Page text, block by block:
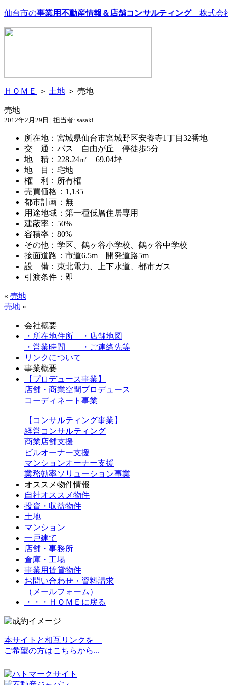
仙台市の事業用不動産情報＆店舗コンサルティング株式会
ＨＯＭＥ ＞ 土地 ＞ 売地
売地
2012年2月29日 | 担当者: sasaki
所在地：宮城県仙台市宮城野区安養寺1丁目32番地
交 通：バス 自由が丘 停徒歩5分
地 積：228.24㎡ 69.04坪
地 目：宅地
権 利：所有権
売買価格：1,135
都市計画：無
用途地域：第一種低層住居専用
建蔽率：50%
容積率：80%
その他：学区、鶴ヶ谷小学校、鶴ヶ谷中学校
接面道路：市道6.5m 開発道路5m
設 備：東北電力、上下水道、都市ガス
引渡条件：即
« 売地
売地 »
会社概要
・所在地住所 ・店舗地図
・営業時間 ・ご連絡先等
リンクについて
事業概要
【プロデュース事業】
店舗・商業空間プロデュース
コーディネート事業
【コンサルティング事業】
経営コンサルティング
商業店舗支援
ビルオーナー支援
マンションオーナー支援
業務効率ソリューション事業
オススメ物件情報
自社オススメ物件
投資・収益物件
土地
マンション
一戸建て
店舗・事務所
倉庫・工場
事業用賃貸物件
お問い合わせ・資料請求
（メールフォーム）
・・・ＨＯＭＥに戻る
本サイトと相互リンクを
ご希望の方はこちらから...